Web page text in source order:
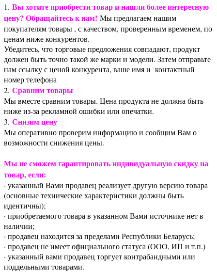
1. Вы хотите приобрести товар и нашли более интересную
цену? Обращайтесь к нам! Мы предлагаем нашим
покупателям товары , с качеством, проверенным временем, по
ценам ниже конкурентов.
Убедитесь, что торговые предложения совпадают, продукт
должен быть точно такой же марки и модели. Затем отправьте
нам ссылку с ценой конкурента, ваше имя и контактный
номер телефона
2. Сравним товары
Мы вместе сравним товары. Цена продукта не должна быть
ниже из-за рекламной ошибки или опечатки.
3. Снизим цену
Мы оперативно проверим информацию и сообщим Вам о
возможности снижения цены.
Мы не сможем гарантировать индивидуальную скидку на
товар, если:
· указанный Вами продавец реализует другую версию товара
(основные технические характеристики должны быть
идентичны);
· приобретаемого товара в указанном Вами источнике нет в
наличии;
· продавец находится за пределами Республики Беларусь;
· продавец не имеет официального статуса (ООО, ИП и т.п.)
· указанный вами продавец торгует контрабандными или
поддельными товарами.